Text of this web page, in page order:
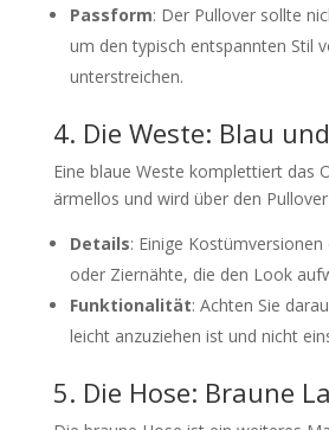
Passform: Der Pullover sollte
um den typisch entspannten Stil
unterstreichen.
4. Die Weste: Blau
Eine blaue Weste komplettiert das
ärmellos und wird über den
Details: Einige
oder Ziernähte, die den Look
Funktionalität: Achten Sie
leicht anzuziehen ist und nicht
5. Die Hose: Braune